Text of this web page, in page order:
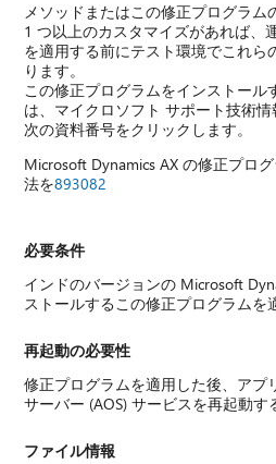
メソッドまたはこの修正プログラム
1 つ以上のカスタマイズがあれば、
を適用する前にテスト環境でこれら
ります。
この修正プログラムをインストール
は、マイクロソフト サポート技術
次の資料番号をクリックします。
Microsoft Dynamics AX の修正プロ
法を893082
必要条件
インドのバージョンの Microsoft
ストールするこの修正プログラムを
再起動の必要性
修正プログラムを適用した後、アプ
サーバー (AOS) サービスを再起動す
ファイル情報